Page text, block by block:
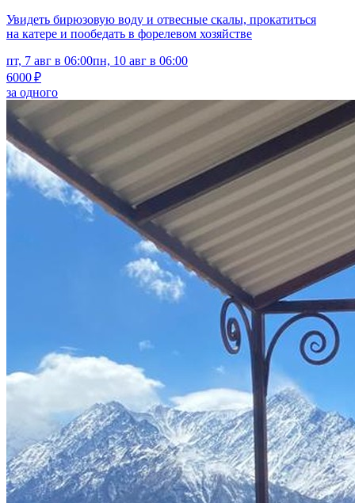
Увидеть бирюзовую воду и отвесные скалы, прокатиться
на катере и пообедать в форелевом хозяйстве
пт, 7 авг в 06:00пн, 10 авг в 06:00
6000 ₽
за одного